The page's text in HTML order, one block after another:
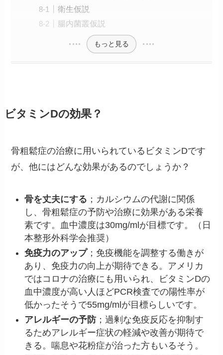
衛生仮説
腸内菌叢仮説
もっと見る
ビタミンDの効果？
骨粗鬆症の治療に用いられているビタミンDです
が、他にはどんな効果があるのでしょうか？
骨を丈夫にする ；カルシウムの代謝に関係
し、骨粗鬆症の予防や治療に効果がある栄養
素です。血中濃度は30mg/mlが目標です。（日
本整形外科学会推奨）
免疫力のアップ；免疫機能を調整する働きが
あり、免疫力の向上が期待できる。アメリカ
ではコロナの治療にも用いられ、ビタミンDの
血中濃度が高い人ほどPCR検査での陽性率が
低かったそうで55mg/mlが目標らしいです。
アレルギーの予防 ；過剰な免疫反応を抑制す
るためアレルギー症状の軽減や改善が期待で
きる。喘息や花粉症が治った方もいるそう。